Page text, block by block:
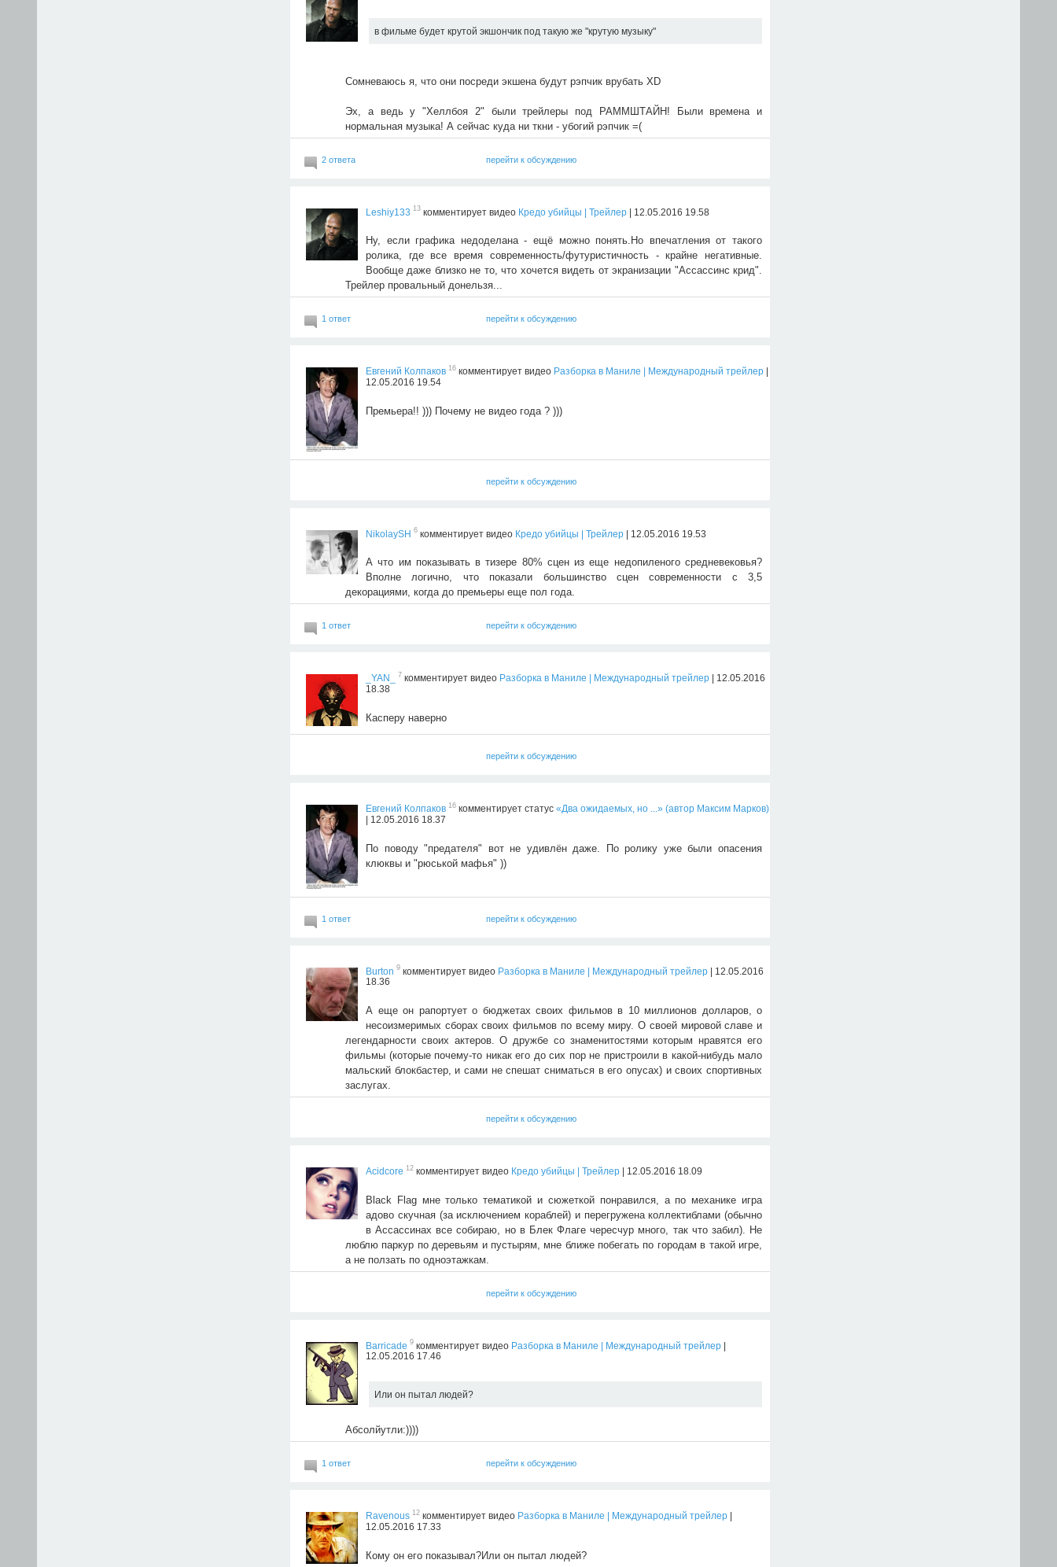
в фильме будет крутой экшончик под такую же "крутую музыку"
Сомневаюсь я, что они посреди экшена будут рэпчик врубать XD
Эх, а ведь у "Хеллбоя 2" были трейлеры под РАММШТАЙН! Были времена и
нормальная музыка! А сейчас куда ни ткни - убогий рэпчик =(
2 ответа перейти к обсуждению
Leshiy133 13 комментирует видео Кредо убийцы | Трейлер | 12.05.2016 19.58
Ну, если графика недоделана - ещё можно понять.Но впечатления от такого
ролика, где все время современность/футуристичность - крайне негативные.
Вообще даже близко не то, что хочется видеть от экранизации "Ассассинс крид".
Трейлер провальный донельзя...
1 ответ перейти к обсуждению
Евгений Колпаков 16 комментирует видео Разборка в Маниле | Международный трейлер
12.05.2016 19.54
Премьера!! ))) Почему не видео года ? )))
перейти к обсуждению
NikolaySH 6 комментирует видео Кредо убийцы | Трейлер | 12.05.2016 19.53
А что им показывать в тизере 80% сцен из еще недопиленого средневековья?
Вполне логично, что показали большинство сцен современности с 3,5
декорациями, когда до премьеры еще пол года.
1 ответ перейти к обсуждению
_YAN_ 7 комментирует видео Разборка в Маниле | Международный трейлер | 12.05.2016
18.38
Касперу наверно
перейти к обсуждению
Евгений Колпаков 16 комментирует статус «Два ожидаемых, но ...» (автор Максим Марков)
| 12.05.2016 18.37
По поводу "предателя" вот не удивлён даже. По ролику уже были опасения
клюквы и "рюськой мафья" ))
1 ответ перейти к обсуждению
Burton 9 комментирует видео Разборка в Маниле | Международный трейлер | 12.05.2016
18.36
А еще он рапортует о бюджетах своих фильмов в 10 миллионов долларов, о
несоизмеримых сборах своих фильмов по всему миру. О своей мировой славе и
легендарности своих актеров. О дружбе со знаменитостями которым нравятся его
фильмы (которые почему-то никак его до сих пор не пристроили в какой-нибудь мало
мальский блокбастер, и сами не спешат сниматься в его опусах) и своих спортивных
заслугах.
перейти к обсуждению
Acidcore 12 комментирует видео Кредо убийцы | Трейлер | 12.05.2016 18.09
Black Flag мне только тематикой и сюжеткой понравился, а по механике игра
адово скучная (за исключением кораблей) и перегружена коллектиблами (обычно
в Ассассинах все собираю, но в Блек Флаге чересчур много, так что забил). Не
люблю паркур по деревьям и пустырям, мне ближе побегать по городам в такой игре,
а не ползать по одноэтажкам.
перейти к обсуждению
Barricade 9 комментирует видео Разборка в Маниле | Международный трейлер |
12.05.2016 17.46
Или он пытал людей?
Абсолйутли:))))
1 ответ перейти к обсуждению
Ravenous 12 комментирует видео Разборка в Маниле | Международный трейлер |
12.05.2016 17.33
Кому он его показывал?Или он пытал людей?